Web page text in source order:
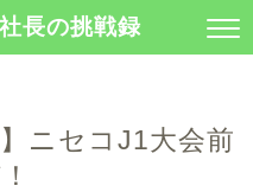
長の挑戦録
ニセコJ1大会前